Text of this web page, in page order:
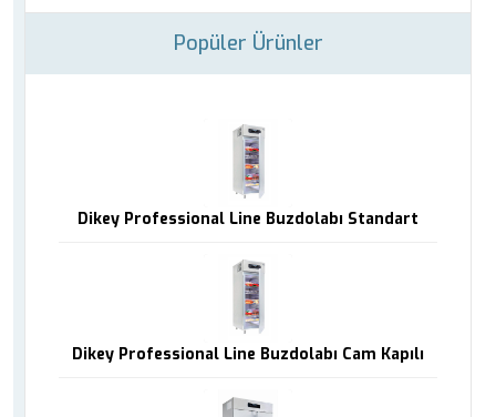
Popüler Ürünler
Dikey Professional Line Buzdolabı Standart
Dikey Professional Line Buzdolabı Cam Kapılı